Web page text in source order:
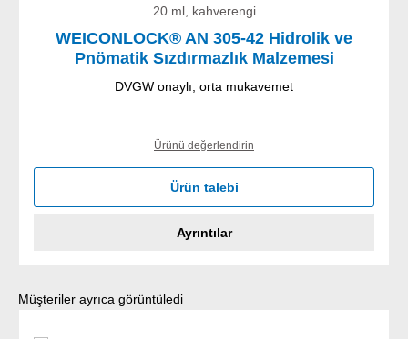
20 ml, kahverengi
WEICONLOCK® AN 305-42 Hidrolik ve
Pnömatik Sızdırmazlık Malzemesi
DVGW onaylı, orta mukavemet
Ürünü değerlendirin
Ürün talebi
Ayrıntılar
Ürün galerisini atla
Müşteriler ayrıca görüntüledi